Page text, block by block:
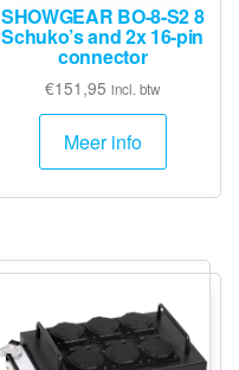
SHOWGEAR BO-8-S2 8
Schuko’s and 2x 16-pin
connector
€151,95 incl. btw
Meer info